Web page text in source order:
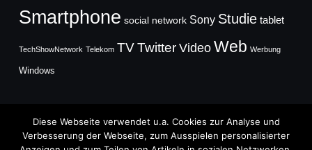
Smartphone social network Sony Studie tablet
TechShowNetwork Telekom TVTwitter Video Web Werbung
Windows
Diese Webseite verwendet u.a. Cookies zur Analyse und
Verbesserung der Webseite, zum Ausspielen personalisierter